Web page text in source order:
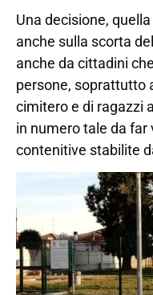
Una decisione,
anche sulla scorta
anche da cittadini
persone, soprattutto
cimitero e di ragazzi
in numero tale da far
contenitive stabilite